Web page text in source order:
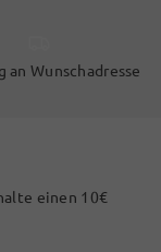
an Wunschadresse
einen 10€